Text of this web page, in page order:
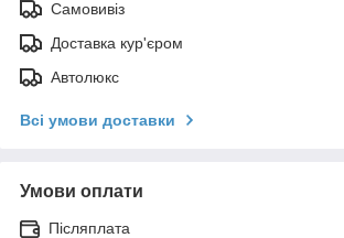
Самовивіз
Доставка кур'єром
Автолюкс
Всі умови доставки
Умови оплати
Післяплата